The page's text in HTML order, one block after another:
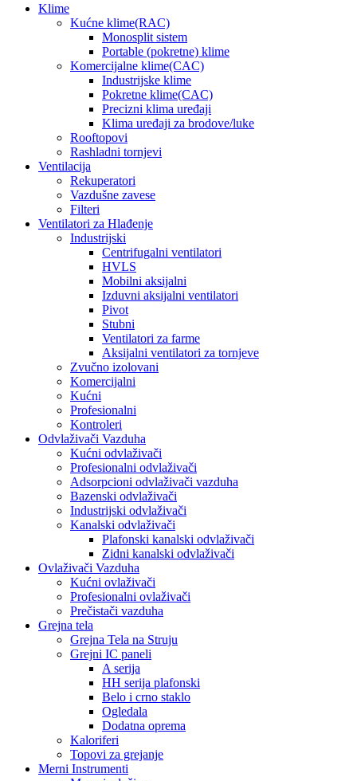
Klime
Kućne klime(RAC)
Monosplit sistem
Portable (pokretne) klime
Komercijalne klime(CAC)
Industrijske klime
Pokretne klime(CAC)
Precizni klima uređaji
Klima uređaji za brodove/luke
Rooftopovi
Rashladni tornjevi
Ventilacija
Rekuperatori
Vazdušne zavese
Filteri
Ventilatori za Hlađenje
Industrijski
Centrifugalni ventilatori
HVLS
Mobilni aksijalni
Izduvni aksijalni ventilatori
Pivot
Stubni
Ventilatori za farme
Aksijalni ventilatori za tornjeve
Zvučno izolovani
Komercijalni
Kućni
Profesionalni
Kontroleri
Odvlaživači Vazduha
Kućni odvlaživači
Profesionalni odvlaživači
Adsorpcioni odvlaživači vazduha
Bazenski odvlaživači
Industrijski odvlaživači
Kanalski odvlaživači
Plafonski kanalski odvlaživači
Zidni kanalski odvlaživači
Ovlaživači Vazduha
Kućni ovlaživači
Profesionalni ovlaživači
Prečistači vazduha
Grejna tela
Grejna Tela na Struju
Grejni IC paneli
A serija
HH serija plafonski
Belo i crno staklo
Ogledala
Dodatna oprema
Kaloriferi
Topovi za grejanje
Merni Instrumenti